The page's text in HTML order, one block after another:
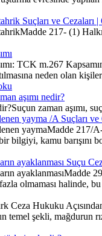
Suçları ve Cezaları
217- (1)
TCK m.267
neden olan
aşımı nedir?
zaman aşımı,
yayma /A Suçları
yaymaMadde 217/
bilgiyi, kamu barışını
ayaklanması Suçu
ayaklanmasıMadde
olmaması halinde,
Ceza Hukuku
temel şekli, mağdurun